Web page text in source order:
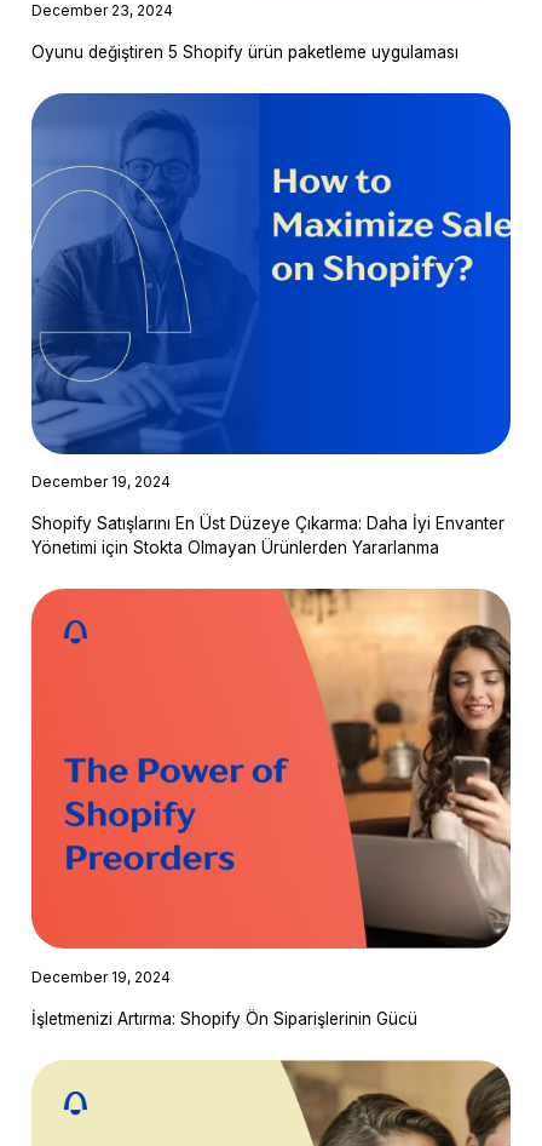
December 23, 2024
Oyunu değiştiren 5 Shopify ürün paketleme uygulaması
December 19, 2024
Shopify Satışlarını En Üst Düzeye Çıkarma: Daha İyi Envanter
Yönetimi için Stokta Olmayan Ürünlerden Yararlanma
December 19, 2024
İşletmenizi Artırma: Shopify Ön Siparişlerinin Gücü